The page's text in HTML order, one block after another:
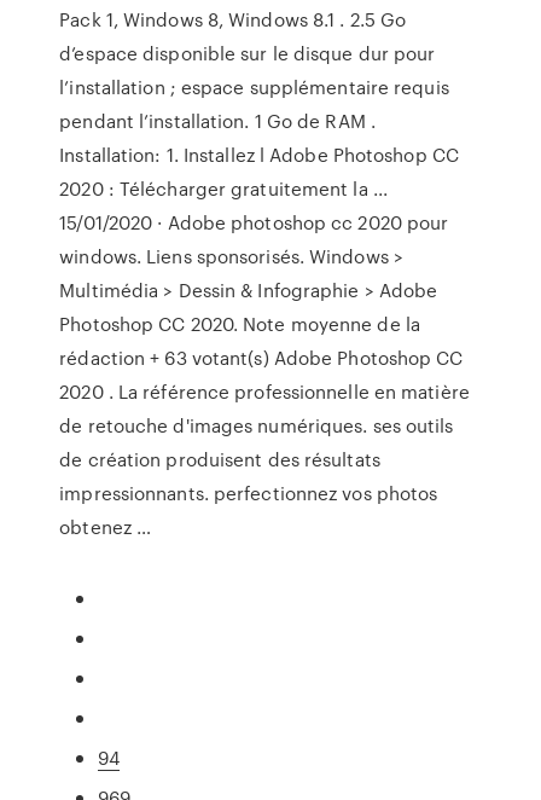
Pack 1, Windows 8, Windows 8.1 . 2.5 Go
d’espace disponible sur le disque dur pour
l’installation ; espace supplémentaire requis
pendant l’installation. 1 Go de RAM .
Installation: 1. Installez l Adobe Photoshop CC
2020 : Télécharger gratuitement la ...
15/01/2020 · Adobe photoshop cc 2020 pour
windows. Liens sponsorisés. Windows >
Multimédia > Dessin & Infographie > Adobe
Photoshop CC 2020. Note moyenne de la
rédaction + 63 votant(s) Adobe Photoshop CC
2020 . La référence professionnelle en matière
de retouche d'images numériques. ses outils
de création produisent des résultats
impressionnants. perfectionnez vos photos
obtenez …
94